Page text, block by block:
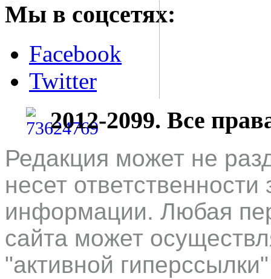
Мы в соцсетях:
Facebook
Twitter
2012-2099. Все
Редакция может не
несет
информации. Любая
сайта может
"активной